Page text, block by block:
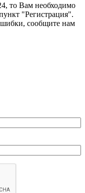
то Вам необходимо
"Регистрация".
сообщите нам